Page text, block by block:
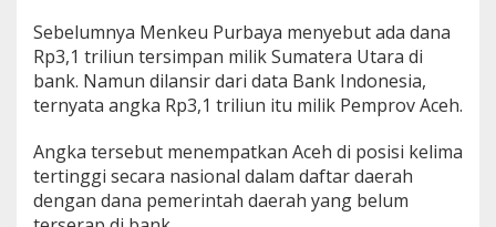
Sebelumnya Menkeu Purbaya menyebut ada dana
Rp3,1 triliun tersimpan milik Sumatera Utara di
bank. Namun dilansir dari data Bank Indonesia,
ternyata angka Rp3,1 triliun itu milik Pemprov Aceh.
Angka tersebut menempatkan Aceh di posisi kelima
tertinggi secara nasional dalam daftar daerah
dengan dana pemerintah daerah yang belum